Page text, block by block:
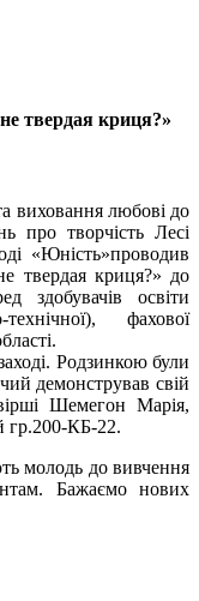
твердая криця?»
виховання любові до
про творчість Лесі
«Юність»проводив
твердая криця?» до
здобувачів освіти
фахової
Родзинкою були
демонстрував свій
Шемегон Марія,
гр.200-КБ-22.
молодь до вивчення
Бажаємо нових